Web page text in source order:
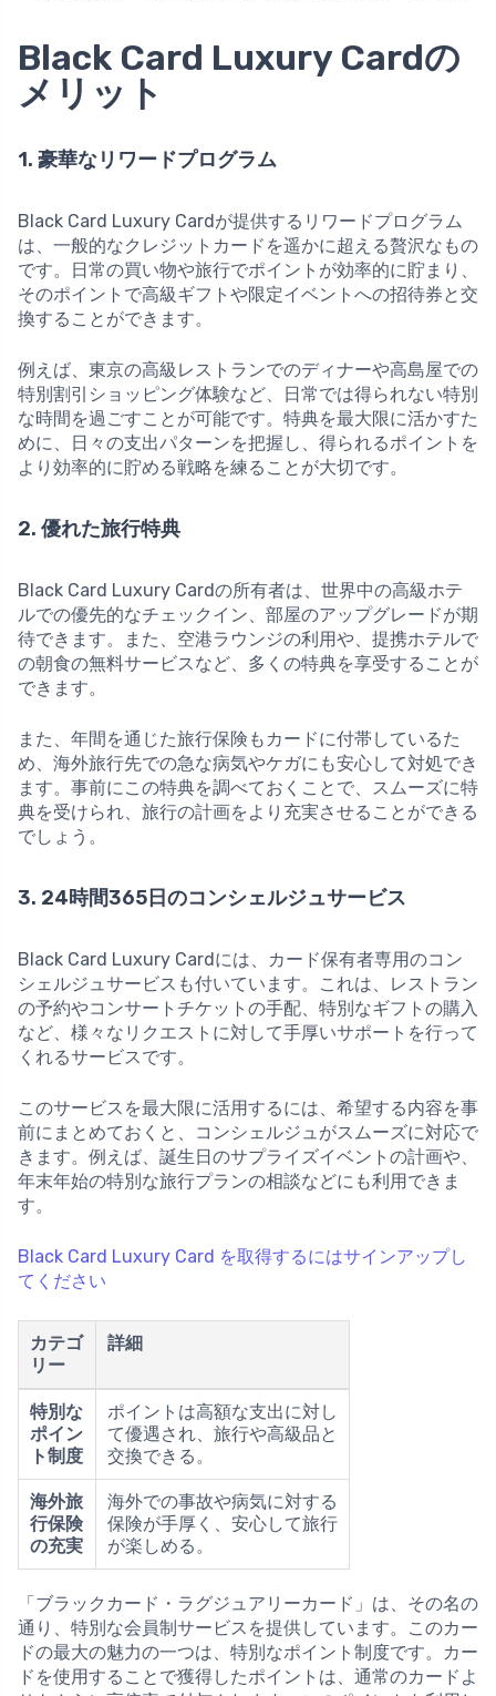
Black Card Luxury Cardの
メリット
1. 豪華なリワードプログラム
Black Card Luxury Cardが提供するリワードプログラム
は、一般的なクレジットカードを遥かに超える贅沢なもの
です。日常の買い物や旅行でポイントが効率的に貯まり、
そのポイントで高級ギフトや限定イベントへの招待券と交
換することができます。
例えば、東京の高級レストランでのディナーや高島屋での
特別割引ショッピング体験など、日常では得られない特別
な時間を過ごすことが可能です。特典を最大限に活かすた
めに、日々の支出パターンを把握し、得られるポイントを
より効率的に貯める戦略を練ることが大切です。
2. 優れた旅行特典
Black Card Luxury Cardの所有者は、世界中の高級ホテ
ルでの優先的なチェックイン、部屋のアップグレードが期
待できます。また、空港ラウンジの利用や、提携ホテルで
の朝食の無料サービスなど、多くの特典を享受することが
できます。
また、年間を通じた旅行保険もカードに付帯しているた
め、海外旅行先での急な病気やケガにも安心して対処でき
ます。事前にこの特典を調べておくことで、スムーズに特
典を受けられ、旅行の計画をより充実させることができる
でしょう。
3. 24時間365日のコンシェルジュサービス
Black Card Luxury Cardには、カード保有者専用のコン
シェルジュサービスも付いています。これは、レストラン
の予約やコンサートチケットの手配、特別なギフトの購入
など、様々なリクエストに対して手厚いサポートを行って
くれるサービスです。
このサービスを最大限に活用するには、希望する内容を事
前にまとめておくと、コンシェルジュがスムーズに対応で
きます。例えば、誕生日のサプライズイベントの計画や、
年末年始の特別な旅行プランの相談などにも利用できま
す。
Black Card Luxury Card を取得するにはサインアップし
てください
カテゴ
リー
詳細
特別な
ポイン
ト制度
ポイントは高額な支出に対し
て優遇され、旅行や高級品と
交換できる。
海外旅
行保険
の充実
海外での事故や病気に対する
保険が手厚く、安心して旅行
が楽しめる。
「ブラックカード・ラグジュアリーカード」は、その名の
通り、特別な会員制サービスを提供しています。このカー
ドの最大の魅力の一つは、特別なポイント制度です。カー
ドを使用することで獲得したポイントは、通常のカードよ